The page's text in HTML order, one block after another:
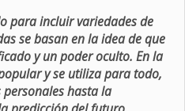
para incluir variedades de
se basan en la idea de que
y un poder oculto. En la
y se utiliza para todo,
hasta la